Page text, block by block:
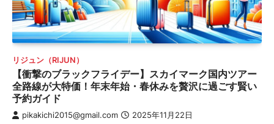
リジュン（RIJUN）
【衝撃のブラックフライデー】スカイマーク国内ツアー
全路線が大特価！年末年始・春休みを贅沢に過ごす賢い
予約ガイド
pikakichi2015@gmail.com 2025年11月22日